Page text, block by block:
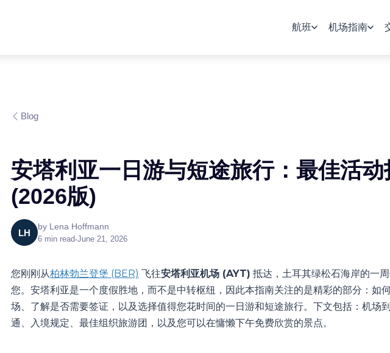
航班 机场指南
Blog
安塔利亚一日游与短途旅行：最佳活动
(2026版)
LH
by Lena Hoffmann
6 min read•June 21, 2026
您刚刚从柏林勃兰登堡 (BER) 飞往安塔利亚机场 (AYT) 抵达，土耳其绿松石海岸的一
您。安塔利亚是一个度假胜地，而不是中转枢纽，因此本指南关注的是精彩的部分：如
场、了解是否需要签证，以及选择值得您花时间的一日游和短途旅行。下文包括：机场
通、入境规定、最佳组织旅游团，以及您可以在慵懒下午免费欣赏的景点。